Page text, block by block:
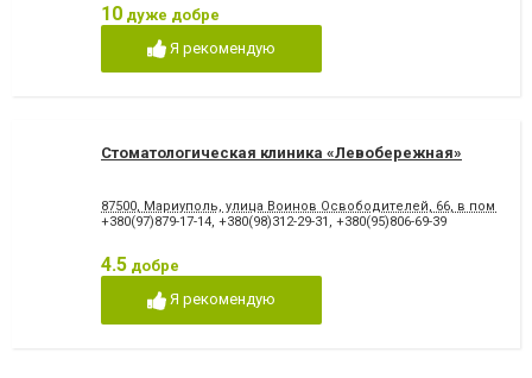
10 дуже добре
Я рекомендую
Стоматологическая клиника «Левобережная»
87500, Мариуполь, улица Воинов Освободителей, 66, в
+380(97)879-17-14, +380(98)312-29-31 , +380(95)806-69-39
4.5 добре
Я рекомендую